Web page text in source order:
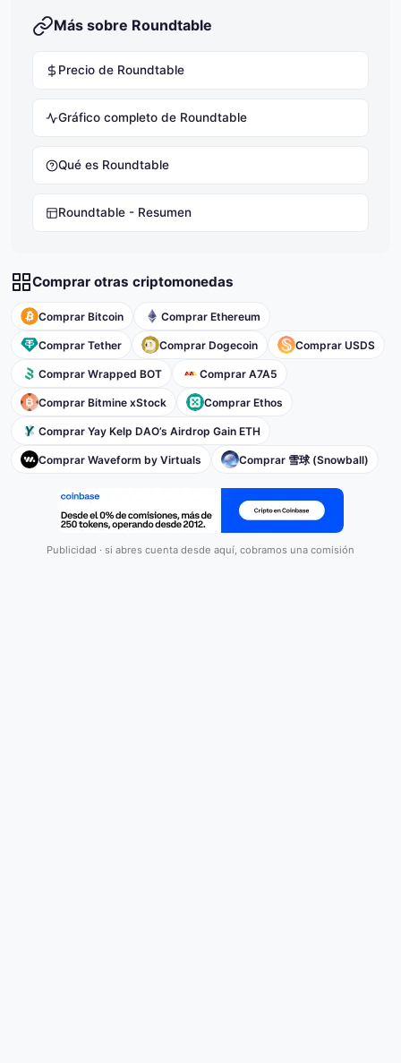
Más sobre Roundtable
Precio de Roundtable
Gráfico completo de Roundtable
Qué es Roundtable
Roundtable - Resumen
Comprar otras criptomonedas
Comprar Bitcoin Comprar Ethereum
Comprar Tether Comprar Dogecoin Comprar USDS
Comprar Wrapped BOT Comprar A7A5
Comprar Bitmine xStock Comprar Ethos
Comprar Yay Kelp DAO’s Airdrop Gain ETH
Comprar Waveform by Virtuals Comprar 雪球 (Snowball)
Publicidad · si abres cuenta desde aquí, cobramos una comisión